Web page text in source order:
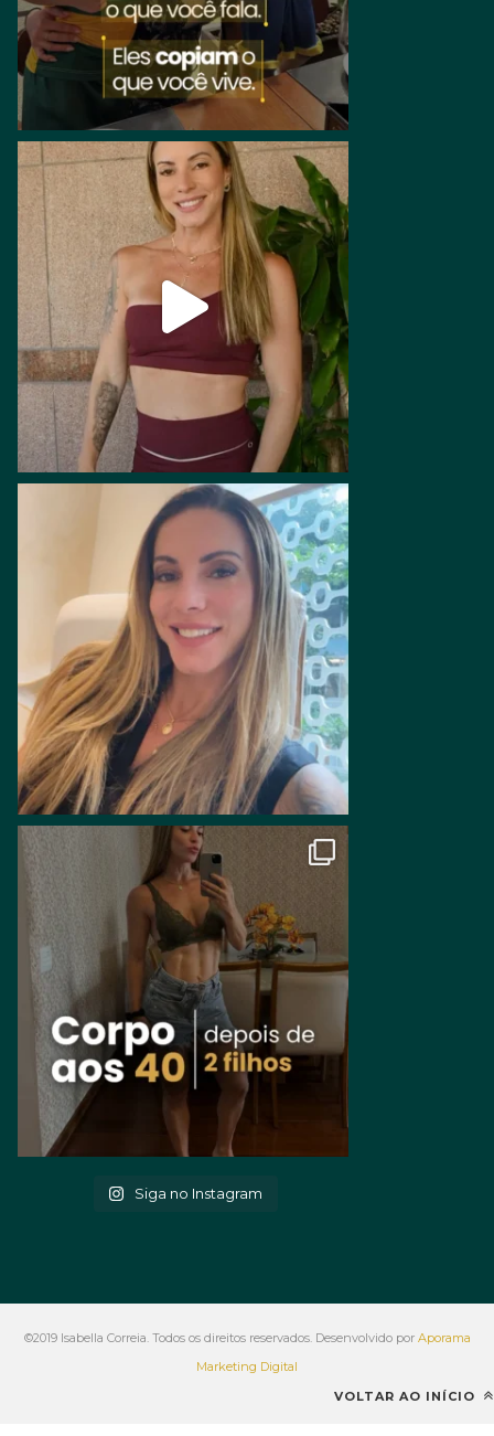
Siga no Instagram
©2019 Isabella Correia. Todos os direitos reservados. Desenvolvido por Aporama
Marketing Digital
VOLTAR AO INÍCIO